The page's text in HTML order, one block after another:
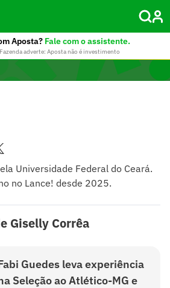
Aposta? Fale com o assistente.
adverte: Aposta não é investimento
Universidade Federal do Ceará.
no Lance! desde 2025.
Giselly Corrêa
Guedes leva experiência
Seleção ao Atlético-MG e